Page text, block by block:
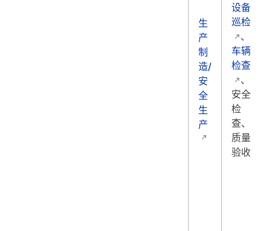
生
产
制
造/
安
全
生
产
设备
巡检
、
车辆
检查
、
安全
检
查、
质量
验收